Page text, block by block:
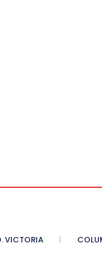
VICTORIA